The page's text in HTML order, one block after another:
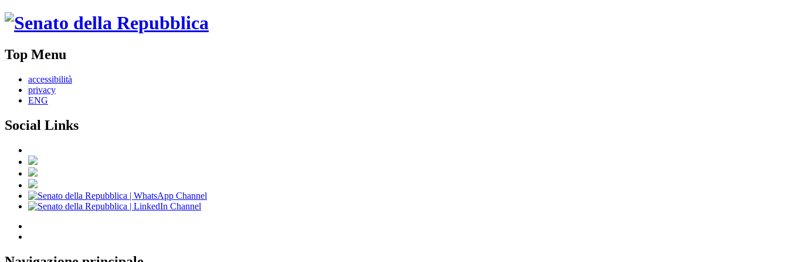
Top Menu
accessibilità
privacy
ENG
Social Links